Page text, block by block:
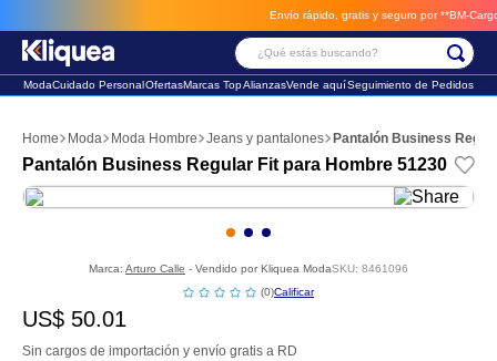
Envío rápido, gratis y seguro por **BM-Cargo**
¿Qué estás buscando?
ModaCuidado PersonalOfertasMarcas TopAlianzasVende aquíSeguimiento de Pedidos
Moda Moda Hombre Jeans y pantalones Pantalón Business
Pantalón Business Regular Fit para Hombre 51230
Marca: Arturo Calle - Vendido por Kliquea ModaSKU: 8461096
☆☆☆☆☆
(0)
US$ 50.01
Sin cargos de importación y envío gratis a RD
2. sandalia